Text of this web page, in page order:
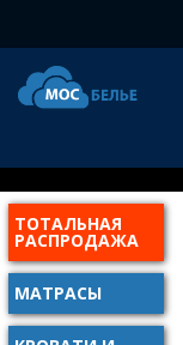
ТОТАЛЬНАЯ
РАСПРОДАЖА
МАТРАСЫ